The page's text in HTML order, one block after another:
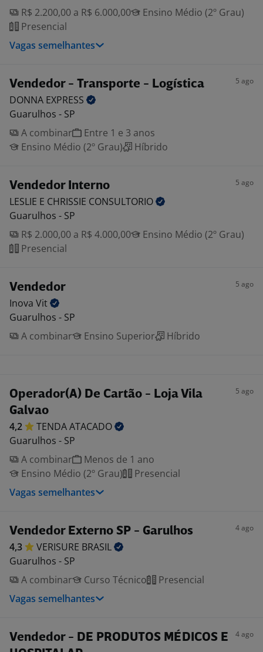
R$ 2.200,00 a R$ 6.000,00
Ensino Médio (2º Grau)
Presencial
Vagas semelhantes
Vendedor - Transporte - Logística 5 ago
DONNA EXPRESS
Guarulhos - SP
A combinar
Entre 1 e 3 anos
Ensino Médio (2º Grau)
Híbrido
Vendedor Interno 5 ago
LESLIE E CHRISSIE CONSULTORIO
Guarulhos - SP
R$ 2.000,00 a R$ 4.000,00
Ensino Médio (2º Grau)
Presencial
Vendedor 5 ago
Inova Vit
Guarulhos - SP
A combinar
Ensino Superior Híbrido
Operador(A) De Cartão - Loja Vila
Galvao
5 ago
4,2 TENDAATACADO
Guarulhos - SP
A combinar
Menos de 1 ano
Ensino Médio (2º Grau)
Presencial
Vagas semelhantes
Vendedor Externo SP - Garulhos 4 ago
4,3 VERISURE BRASIL
Guarulhos - SP
A combinar
Curso Técnico
Presencial
Vagas semelhantes
Vendedor - DE PRODUTOS MÉDICOS E
4 ago